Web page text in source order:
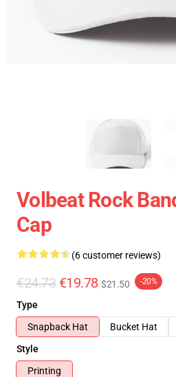
Volbeat Rock
Cap
(6 customer reviews)
€24.73 €19.78 $21.50 -20%
Type
Snapback Hat
Bucket Hat
Style
Printing